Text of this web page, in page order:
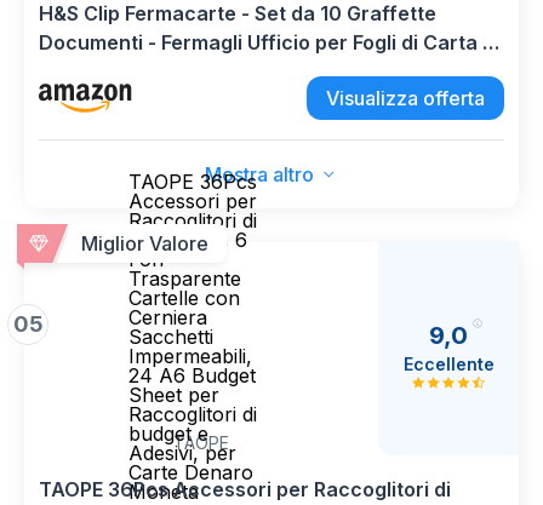
H&S Clip Fermacarte - Set da 10 Graffette
Documenti - Fermagli Ufficio per Fogli di Carta -
Clips per Fotografie e Raccoglitori - Ferma Carte
- Accessori Cancelleria Ufficio - NeroVisualizza offerta
Mostra altro
Miglior Valore
05
TAOPE 36Pcs
Accessori per
Raccoglitori di
budget A6, 6
Fori
Trasparente
Cartelle con
Cerniera
Sacchetti
Impermeabili,
24 A6 Budget
Sheet per
Raccoglitori di
budget e
Adesivi, per
Carte Denaro
Moneta
TAOPE
9,0
Eccellente
TAOPE 36Pcs Accessori per Raccoglitori di